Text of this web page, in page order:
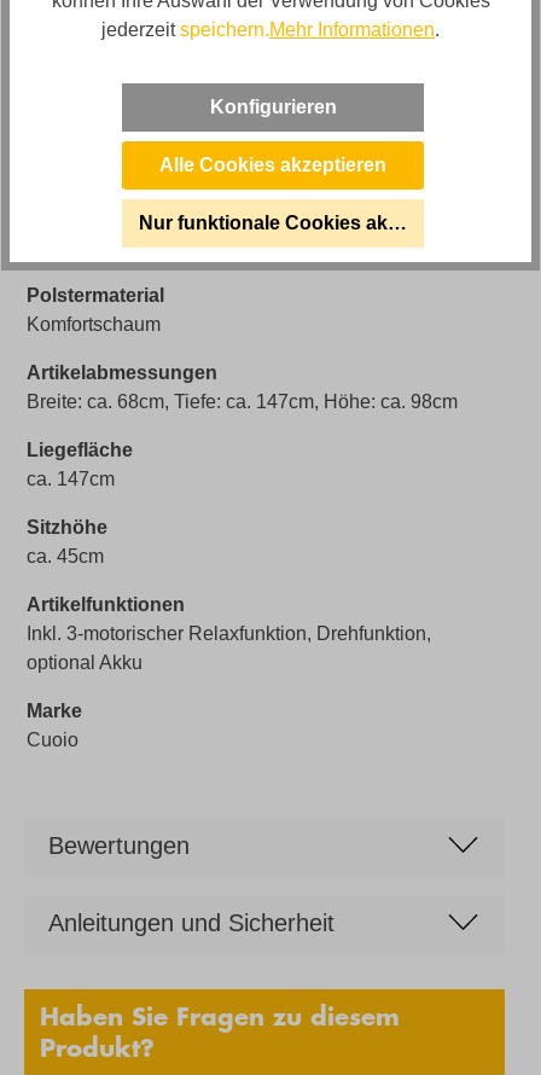
Sofort Lieferbar 🚚
Bouclé Stoff
Artikel Bezeichnung
Cuoio Liege mit 3-motorischer Relaxfunktion in
Trendstoff Bouclé
Polstermaterial
Komfortschaum
Artikelabmessungen
Breite: ca. 68cm, Tiefe: ca. 147cm, Höhe: ca. 98cm
Liegefläche
ca. 147cm
Sitzhöhe
ca. 45cm
Artikelfunktionen
Inkl. 3-motorischer Relaxfunktion, Drehfunktion,
optional Akku
Marke
Cuoio
Bewertungen
Anleitungen und Sicherheit
Haben Sie Fragen zu diesem
Produkt?
jederzeitspeichern.Mehr Informationen.
Konfigurieren
Alle Cookies akzeptieren
Nur funktionale Cookies akzeptieren